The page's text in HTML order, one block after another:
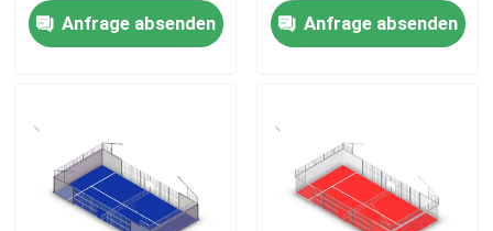
Zu Hause
Videos
Anfrage absenden
Anfrage absenden